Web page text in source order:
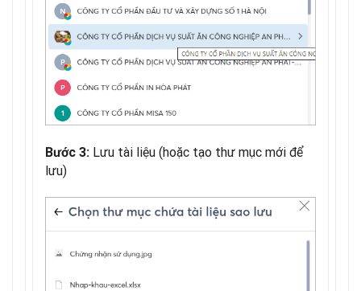
Bước 3: Lưu tài liệu (hoặc tạo thư mục mới để
lưu)